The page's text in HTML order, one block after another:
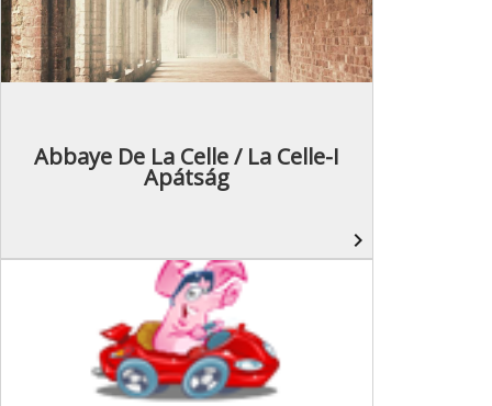
Abbaye De La Celle / La Celle-I
Apátság
navigate_next